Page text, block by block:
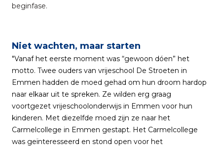
beginfase.
Niet wachten, maar starten
"Vanaf het eerste moment was “gewoon dóen” het
motto. Twee ouders van vrijeschool De Stroeten in
Emmen hadden de moed gehad om hun droom hardop
naar elkaar uit te spreken. Ze wilden erg graag
voortgezet vrijeschoolonderwijs in Emmen voor hun
kinderen. Met diezelfde moed zijn ze naar het
Carmelcollege in Emmen gestapt. Het Carmelcollege
was geïnteresseerd en stond open voor het